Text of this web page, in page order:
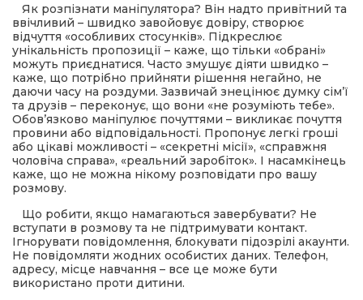
Як розпізнати маніпулятора? Він надто привітний та
ввічливий – швидко завойовує довіру, створює
відчуття «особливих стосунків». Підкреслює
унікальність пропозиції – каже, що тільки «обрані»
можуть приєднатися. Часто змушує діяти швидко –
каже, що потрібно прийняти рішення негайно, не
даючи часу на роздуми. Зазвичай знецінює думку сім’ї
та друзів – переконує, що вони «не розуміють тебе».
Обов’язково маніпулює почуттями – викликає почуття
провини або відповідальності. Пропонує легкі гроші
або цікаві можливості – «секретні місії», «справжня
чоловіча справа», «реальний заробіток». І насамкінець
каже, що не можна нікому розповідати про вашу
розмову.
Що робити, якщо намагаються завербувати? Не
вступати в розмову та не підтримувати контакт.
Ігнорувати повідомлення, блокувати підозрілі акаунти.
Не повідомляти жодних особистих даних. Телефон,
адресу, місце навчання – все це може бути
використано проти дитини.